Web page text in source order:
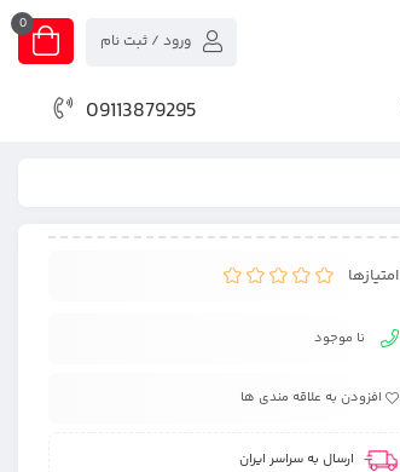
0
ورود / ثبت نام
09113879295
امتیازها
نا موجود
افزودن به علاقه مندی ها
ارسال به سراسر ایران